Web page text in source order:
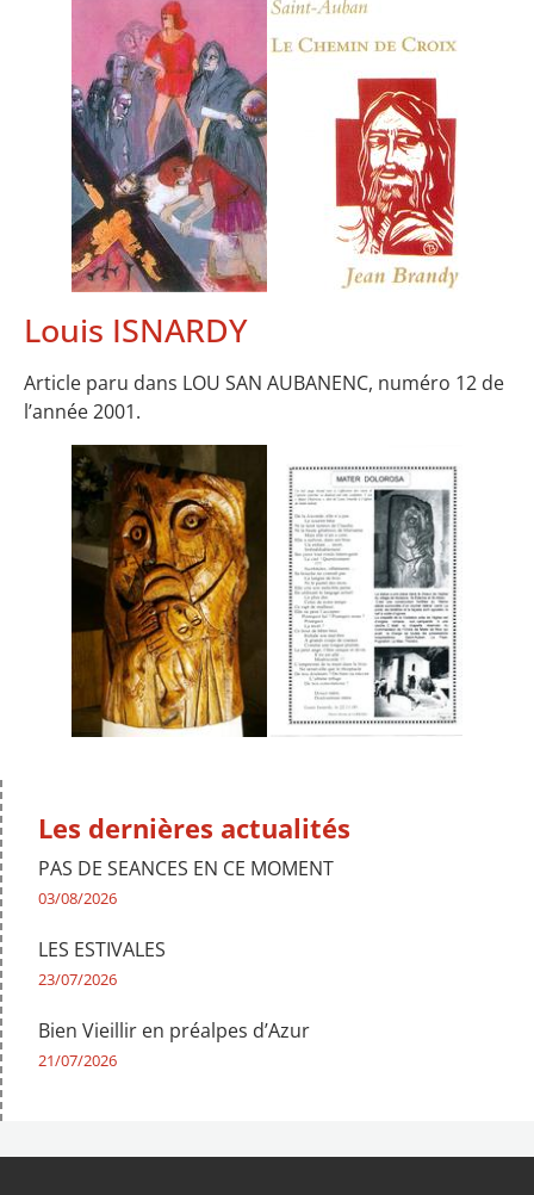
Louis ISNARDY
Article paru dans LOU SAN AUBANENC, numéro 12 de
l’année 2001.
Les dernières actualités
PAS DE SEANCES EN CE MOMENT
03/08/2026
LES ESTIVALES
23/07/2026
Bien Vieillir en préalpes d’Azur
21/07/2026